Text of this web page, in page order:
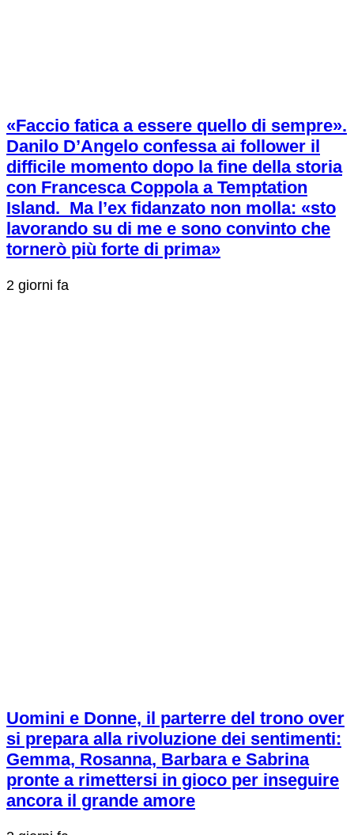
«Faccio fatica a essere quello di sempre».
Danilo D’Angelo confessa ai follower il
difficile momento dopo la fine della storia
con Francesca Coppola a Temptation
Island. Ma l’ex fidanzato non molla: «sto
lavorando su di me e sono convinto che
tornerò più forte di prima»
2 giorni fa
Uomini e Donne, il parterre del trono over
si prepara alla rivoluzione dei sentimenti:
Gemma, Rosanna, Barbara e Sabrina
pronte a rimettersi in gioco per inseguire
ancora il grande amore